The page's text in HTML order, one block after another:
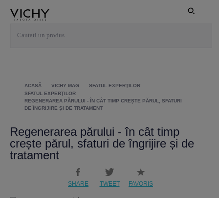
ACASĂ VICHY MAG
SFATUL EXPERŢILOR
SFATUL EXPERŢILOR
REGENERAREA PĂRULUI - ÎN CÂT TIMP CREȘTE PĂRUL, SFATURI
DE ÎNGRIJIRE ȘI DE TRATAMENT
Regenerarea părului - în cât timp
crește părul, sfaturi de îngrijire și de
tratament
SHARE TWEET FAVORIS